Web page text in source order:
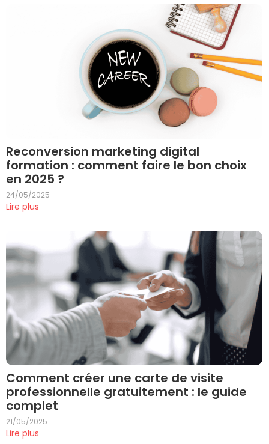
Reconversion marketing digital
formation : comment faire le bon choix
en 2025 ?
24/05/2025
Lire plus
Comment créer une carte de visite
professionnelle gratuitement : le guide
complet
21/05/2025
Lire plus